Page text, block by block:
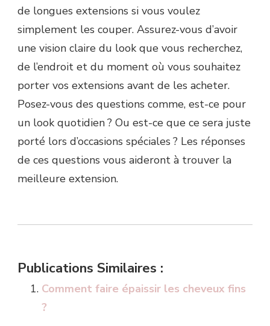
de longues extensions si vous voulez
simplement les couper. Assurez-vous d’avoir
une vision claire du look que vous recherchez,
de l’endroit et du moment où vous souhaitez
porter vos extensions avant de les acheter.
Posez-vous des questions comme, est-ce pour
un look quotidien ? Ou est-ce que ce sera juste
porté lors d’occasions spéciales ? Les réponses
de ces questions vous aideront à trouver la
meilleure extension.
Publications Similaires :
Comment faire épaissir les cheveux fins
?